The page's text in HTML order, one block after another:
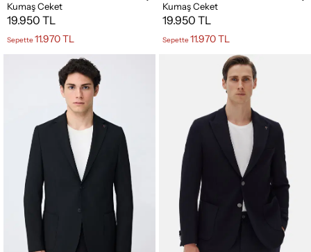
Kumaş Ceket
19.950 TL
Sepette 11.970 TL
Kumaş Ceket
19.950 TL
Sepette 11.970 TL